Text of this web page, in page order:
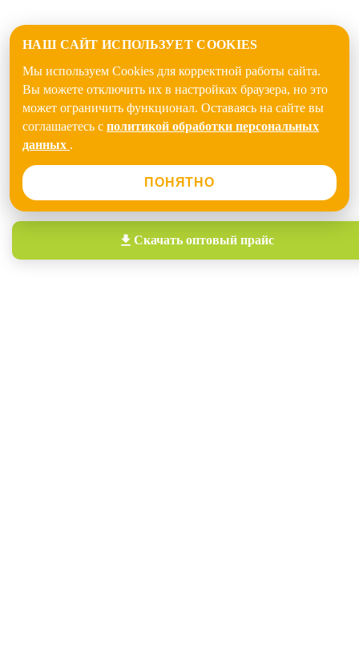
НАШ САЙТ ИСПОЛЬЗУЕТ COOKIES
Мы используем Cookies для корректной работы сайта.
Вы можете отключить их в настройках браузера, но это
может ограничить функционал. Оставаясь на сайте вы
соглашаетесь с политикой обработки персональных
данных .
ПОНЯТНО
Скачать оптовый прайс